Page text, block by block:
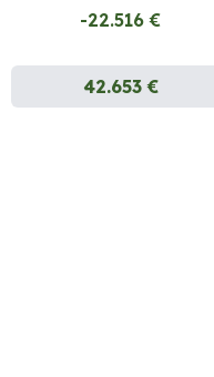
-22.516 €
42.653 €